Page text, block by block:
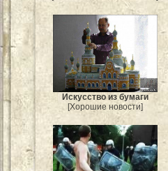
Искусство из бумаги
[Хорошие новости]